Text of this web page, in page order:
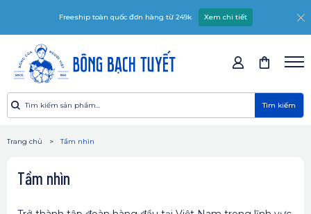
Freeship toàn quốc đơn hàng từ 249k Xem chi tiết
Tìm kiếm
Trang chủ Tầm nhìn
Tầm nhìn